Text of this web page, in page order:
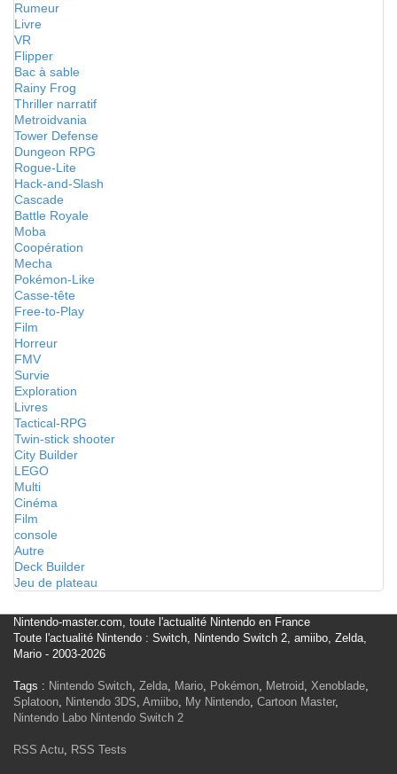
Rumeur
Livre
VR
Flipper
Bac à sable
Rainy Frog
Thriller narratif
Metroidvania
Tower Defense
Dungeon RPG
Rogue-Lite
Hack-and-Slash
Cascade
Battle Royale
Moba
Coopération
Mecha
Pokémon-Like
Casse-tête
Free-to-Play
Film
Horreur
FMV
Survie
Exploration
Livres
Tactical-RPG
Twin-stick shooter
City Builder
LEGO
Multi
Cinéma
Film
console
Autre
Deck Builder
Jeu de plateau
Nintendo-master.com, toute l'actualité Nintendo en France
Toute l'actualité Nintendo : Switch, Nintendo Switch 2, amiibo, Zelda,
Mario - 2003-2026
Tags : Nintendo Switch, Zelda, Mario, Pokémon, Metroid, Xenoblade,
Splatoon, Nintendo 3DS, Amiibo, My Nintendo, Cartoon Master,
Nintendo Labo Nintendo Switch 2
RSS Actu, RSS Tests